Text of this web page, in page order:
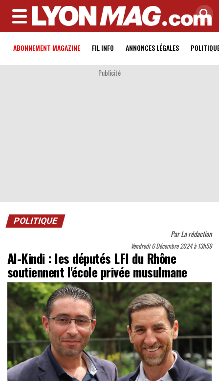
MENU
ABONNEMENT MAGAZINE FIL INFO ANNONCES LÉGALES
Publicité
POLITIQUE
ParLa rédaction
Vendredi 6 Décembre 2024 à 13h59
Al-Kindi : les députés LFI du Rhône
soutiennent l'école privée musulmane